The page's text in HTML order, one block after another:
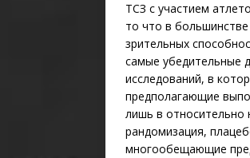
ТСЗ с участием
то что в
зрительных
самые убедительные
исследований, в
предполагающие
лишь в относительно
рандомизация,
многообещающие